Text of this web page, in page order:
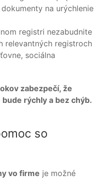
na urýchlenie
registri nezabudnite
relevantných registroch
sociálna
zabezpečí, že
rýchly a bez chýb.
so
vo firme je možné